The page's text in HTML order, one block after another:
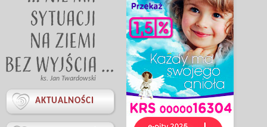
ks. Jan Twardowski
 AKTUALNOŚCI